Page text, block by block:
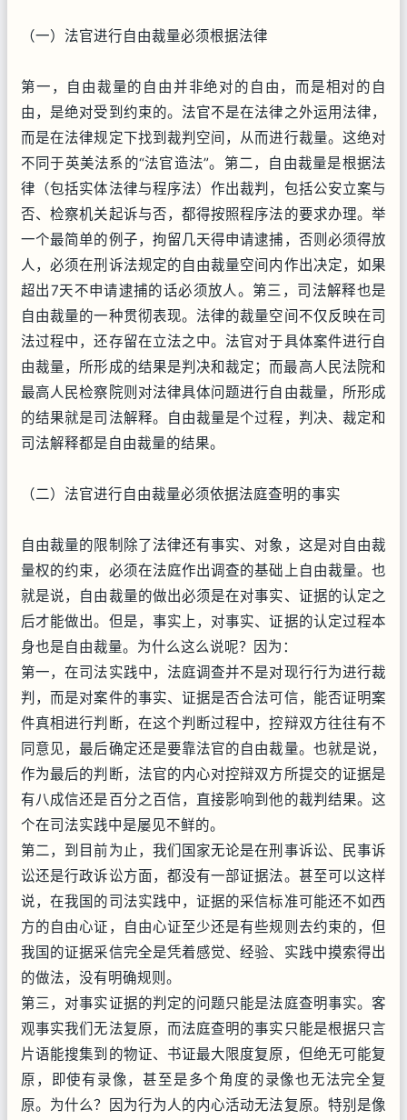
（一）法官进行自由裁量必须根据法律
第一，自由裁量的自由并非绝对的自由，而是相对的自
由，是绝对受到约束的。法官不是在法律之外运用法律，
而是在法律规定下找到裁判空间，从而进行裁量。这绝对
不同于英美法系的“法官造法”。第二，自由裁量是根据法
律（包括实体法律与程序法）作出裁判，包括公安立案与
否、检察机关起诉与否，都得按照程序法的要求办理。举
一个最简单的例子，拘留几天得申请逮捕，否则必须得放
人，必须在刑诉法规定的自由裁量空间内作出决定，如果
超出7天不申请逮捕的话必须放人。第三，司法解释也是
自由裁量的一种贯彻表现。法律的裁量空间不仅反映在司
法过程中，还存留在立法之中。法官对于具体案件进行自
由裁量，所形成的结果是判决和裁定；而最高人民法院和
最高人民检察院则对法律具体问题进行自由裁量，所形成
的结果就是司法解释。自由裁量是个过程，判决、裁定和
司法解释都是自由裁量的结果。
（二）法官进行自由裁量必须依据法庭查明的事实
自由裁量的限制除了法律还有事实、对象，这是对自由裁
量权的约束，必须在法庭作出调查的基础上自由裁量。也
就是说，自由裁量的做出必须是在对事实、证据的认定之
后才能做出。但是，事实上，对事实、证据的认定过程本
身也是自由裁量。为什么这么说呢？因为：
第一，在司法实践中，法庭调查并不是对现行行为进行裁
判，而是对案件的事实、证据是否合法可信，能否证明案
件真相进行判断，在这个判断过程中，控辩双方往往有不
同意见，最后确定还是要靠法官的自由裁量。也就是说，
作为最后的判断，法官的内心对控辩双方所提交的证据是
有八成信还是百分之百信，直接影响到他的裁判结果。这
个在司法实践中是屡见不鲜的。
第二，到目前为止，我们国家无论是在刑事诉讼、民事诉
讼还是行政诉讼方面，都没有一部证据法。甚至可以这样
说，在我国的司法实践中，证据的采信标准可能还不如西
方的自由心证，自由心证至少还是有些规则去约束的，但
我国的证据采信完全是凭着感觉、经验、实践中摸索得出
的做法，没有明确规则。
第三，对事实证据的判定的问题只能是法庭查明事实。客
观事实我们无法复原，而法庭查明的事实只能是根据只言
片语能搜集到的物证、书证最大限度复原，但绝无可能复
原，即使有录像，甚至是多个角度的录像也无法完全复
原。为什么？因为行为人的内心活动无法复原。特别是像